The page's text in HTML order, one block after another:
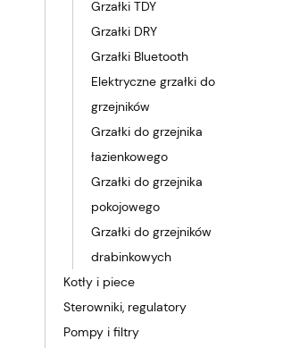
Grzałki TDY
Grzałki DRY
Grzałki Bluetooth
Elektryczne grzałki do
grzejników
Grzałki do grzejnika
łazienkowego
Grzałki do grzejnika
pokojowego
Grzałki do grzejników
drabinkowych
Kotły i piece
Sterowniki, regulatory
Pompy i filtry